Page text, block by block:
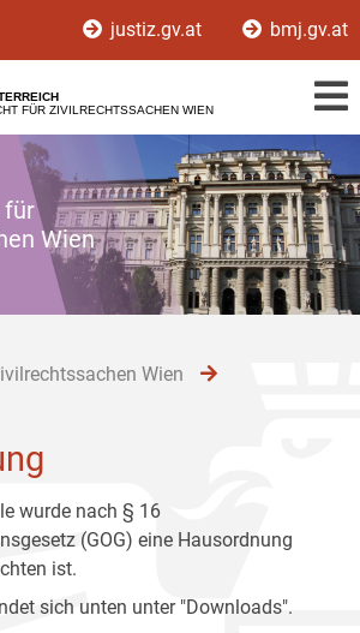
justiz.gv.at bmj.gv.at
FÜR ZIVILRECHTSSACHEN WIEN
für
Wien
Wien
wurde nach § 16
(GOG) eine Hausordnung
ist.
sich unten unter "Downloads".